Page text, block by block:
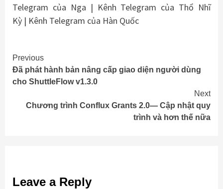
Telegram của Nga | Kênh Telegram của Thổ Nhĩ
Kỳ | Kênh Telegram của Hàn Quốc
Continue
Reading
Previous
Đã phát hành bản nâng cấp giao diện người dùng
cho ShuttleFlow v1.3.0
Next
Chương trình Conflux Grants 2.0— Cập nhật quy
trình và hơn thế nữa
Leave a Reply